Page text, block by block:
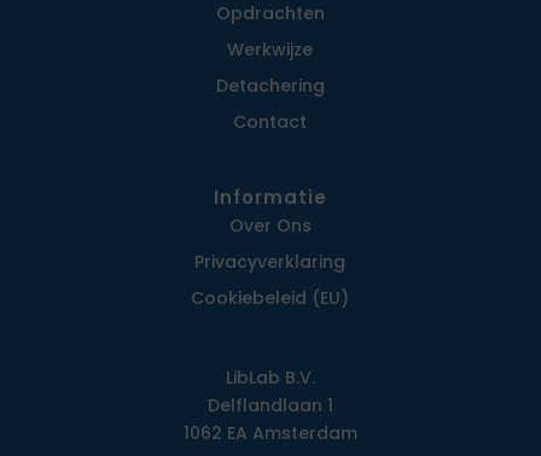
Opdrachten
Werkwijze
Detachering
Contact
Informatie
Over Ons
Privacy­verklaring
Cookiebeleid (EU)
LibLab B.V.
Delflandlaan 1
1062 EA Amsterdam